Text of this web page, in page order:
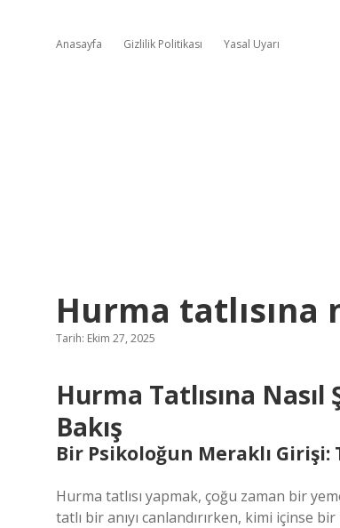
Anasayfa Gizlilik Politikası Yasal Uyarı
Hurma tatlısına
Tarih: Ekim 27, 2025
Hurma Tatlısına
Bakış
Bir Psikoloğun Meraklı Girişi:
Hurma tatlısı yapmak, çoğu zaman bir
tatlı bir anıyı canlandırırken, kimi içinse